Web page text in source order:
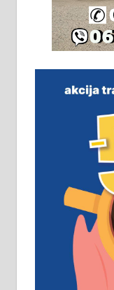
На
м2 са
замена. 064/
Рудник и
д.о.о.
Основна
искуство
услов.
превоз,
локал 22